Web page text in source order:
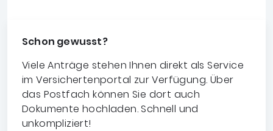
Schon gewusst?
Viele Anträge stehen Ihnen direkt als Service
im Versichertenportal zur Verfügung. Über
das Postfach können Sie dort auch
Dokumente hochladen. Schnell und
unkompliziert!